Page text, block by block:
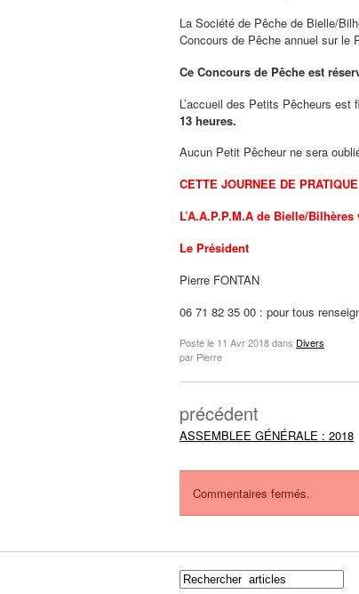
La Société de Pêche de Bielle/
Concours de Pêche annuel sur le
Ce Concours de Pêche est
L’accueil des Petits Pêcheurs
13 heures.
Aucun Petit Pêcheur ne sera
CETTE JOURNEE DE
L’A.A.P.P.M.A de Bielle/
Le Président
Pierre FONTAN
06 71 82 35 00 : pour tous
Posté le 11 Avr 2018dans Divers
par Pierre
précédent
ASSEMBLEE GÉNÉRALE : 2018
Commentaires fermés.